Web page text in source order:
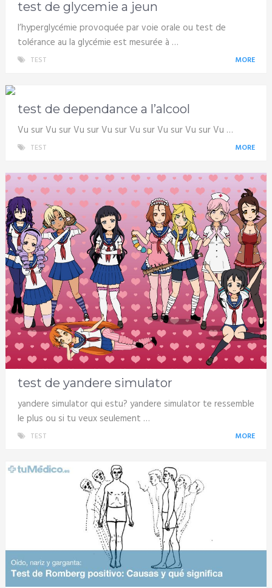
test de glycemie a jeun
l’hyperglycémie provoquée par voie orale ou test de
tolérance au la glycémie est mesurée à …
TEST MORE
test de dependance a l’alcool
Vu sur Vu sur Vu sur Vu sur Vu sur Vu sur Vu sur Vu …
TEST MORE
test de yandere simulator
yandere simulator qui estu? yandere simulator te ressemble
le plus ou si tu veux seulement …
TEST MORE